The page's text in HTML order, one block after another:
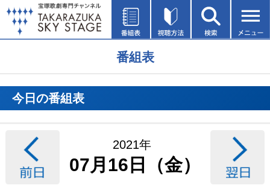
番組表
今日の番組表
2021年
07月16日（金）